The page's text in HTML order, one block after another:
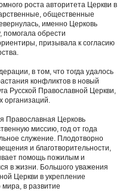
роста авторитета Церкви в
общественные
именно Церковь
обрести
призывала к согласию
в том, что тогда удалось
конфликтов в новый
Русской Православной Церкви,
организаций.
Православная Церковь
миссию, год от года
служение. Плодотворно
и благотворительности,
помощь пожилым и
в жизни. Большого уважения
Церкви в укрепление
в развитие